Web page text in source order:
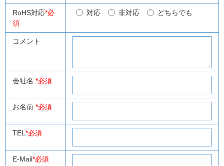
RoHS対応*必
須
対応 非対応 どちらでも
コメント
会社名 *必須
お名前 *必須
TEL *必須
E-Mail*必須